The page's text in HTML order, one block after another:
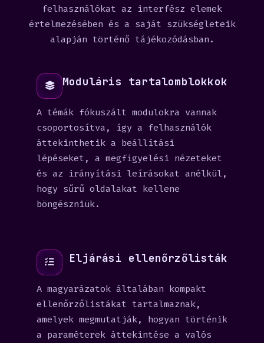
felhasználókat az interfész elemek
értelmezésében és a saját szükségleteik
alapján történő tájékozódásban.
Moduláris tartalomblokkok
A témák fókuszált modulokra vannak
csoportosítva, így a felhasználók
áttekinthetik a beállítási
lépéseket, a megfigyelési nézeteket
és az irányítási leírásokat anélkül,
hogy sűrű oldalakat kellene
böngészniük.
Eljárási ellenőrzőlisták
A magyarázatok általában kompakt
ellenőrzőlistákat tartalmaznak,
amelyek megmutatják, hogyan történik
a paraméterek áttekintése a valós